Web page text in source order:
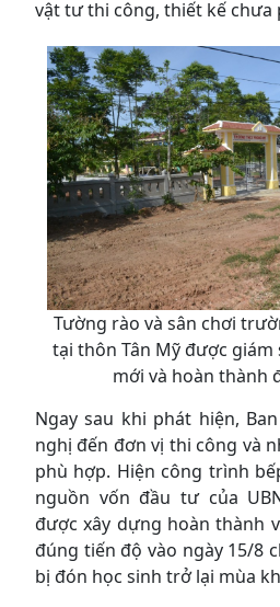
vật tư thi công, thiết kế chưa
Tường rào và sân chơi
tại thôn Tân Mỹ được giám
mới và hoàn thành
Ngay sau khi phát hiện,
nghị đến đơn vị thi công và
phù hợp. Hiện công trình
nguồn vốn đầu tư của
được xây dựng hoàn thành
đúng tiến độ vào ngày 15/8
bị đón học sinh trở lại mùa